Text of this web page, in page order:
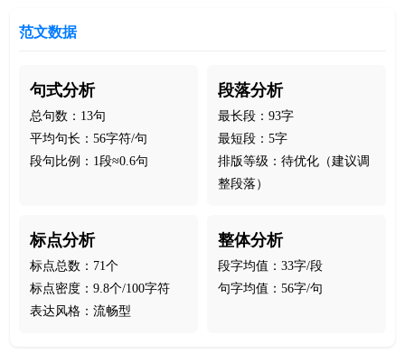
范文数据
句式分析
总句数：13句
平均句长：56字符/句
段句比例：1段≈0.6句
段落分析
最长段：93字
最短段：5字
排版等级：待优化（建议调
整段落）
标点分析
标点总数：71个
标点密度：9.8个/100字符
表达风格：流畅型
整体分析
段字均值：33字/段
句字均值：56字/句